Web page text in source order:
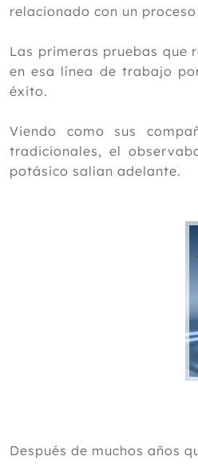
relacionado con un
Las primeras pruebas que
en esa línea de trabajo
éxito.
Viendo como sus
tradicionales, el
potásico salían adelante.
Después de muchos años